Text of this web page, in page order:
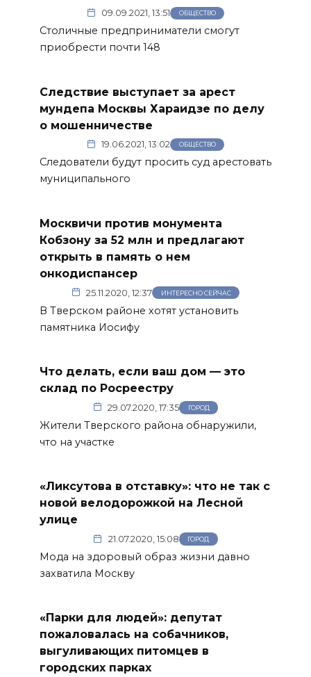
09.09.2021, 13:51 ОБЩЕСТВО
Столичные предприниматели смогут
приобрести почти 148
Следствие выступает за арест
мундепа Москвы Хараидзе по делу
о мошенничестве
19.06.2021, 13:02 ОБЩЕСТВО
Следователи будут просить суд арестовать
муниципального
Москвичи против монумента
Кобзону за 52 млн и предлагают
открыть в память о нем
онкодиспансер
25.11.2020, 12:37 ИНТЕРЕСНО СЕЙЧАС
В Тверском районе хотят установить
памятника Иосифу
Что делать, если ваш дом — это
склад по Росреестру
29.07.2020, 17:35 ГОРОД
Жители Тверского района обнаружили,
что на участке
«Ликсутова в отставку»: что не так с
новой велодорожкой на Лесной
улице
21.07.2020, 15:08 ГОРОД
Мода на здоровый образ жизни давно
захватила Москву
«Парки для людей»: депутат
пожаловалась на собачников,
выгуливающих питомцев в
городских парках